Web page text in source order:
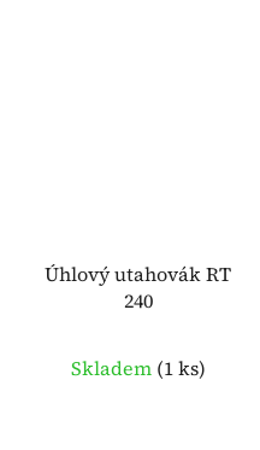
Úhlový utahovák RT
240
Skladem (1 ks)